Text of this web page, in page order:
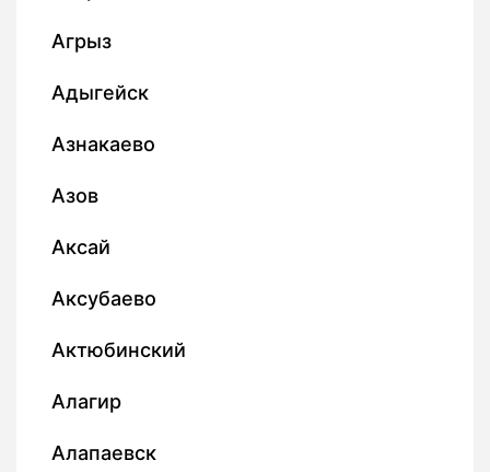
Агрыз
Адыгейск
Азнакаево
Азов
Аксай
Аксубаево
Актюбинский
Алагир
Алапаевск